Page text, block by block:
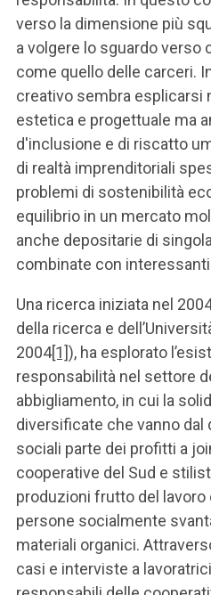
verso la dimensione più
a volgere lo sguardo
come quello delle carceri.
creativo sembra esplicarsi
estetica e progettuale ma
d'inclusione e di riscatto
di realtà imprenditoriali
problemi di sostenibilità
equilibrio in un mercato
anche depositarie di
combinate con
Una ricerca iniziata nel
della ricerca e
2004[1]), ha esplorato
responsabilità nel settore
abbigliamento, in cui la
diversificate che vanno dal
sociali parte dei profitti a
cooperative del Sud e
produzioni frutto del lavoro
persone socialmente
materiali organici.
casi e interviste a